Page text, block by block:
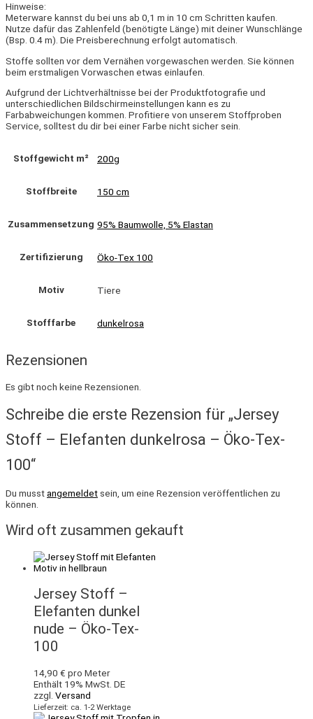
Hinweise:
Meterware kannst du bei uns ab 0,1 m in 10 cm Schritten kaufen.
Nutze dafür das Zahlenfeld (benötigte Länge) mit deiner Wunschlänge
(Bsp. 0.4 m). Die Preisberechnung erfolgt automatisch.
Stoffe sollten vor dem Vernähen vorgewaschen werden. Sie können
beim erstmaligen Vorwaschen etwas einlaufen.
Aufgrund der Lichtverhältnisse bei der Produktfotografie und
unterschiedlichen Bildschirmeinstellungen kann es zu
Farbabweichungen kommen. Profitiere von unserem Stoffproben
Service, solltest du dir bei einer Farbe nicht sicher sein.
Stoffgewicht m² 200g
Stoffbreite 150 cm
Zusammensetzung 95% Baumwolle, 5% Elastan
Zertifizierung Öko-Tex 100
Motiv Tiere
Stofffarbe dunkelrosa
Rezensionen
Es gibt noch keine Rezensionen.
Schreibe die erste Rezension für „Jersey
Stoff – Elefanten dunkelrosa – Öko-Tex-
100“
Du musstangemeldet sein, um eine Rezension veröffentlichen zu
können.
Wird oft zusammen gekauft
Jersey Stoff –
Elefanten dunkel
nude – Öko-Tex-
100
14,90 € pro Meter
Enthält 19% MwSt. DE
zzgl. Versand
Lieferzeit: ca. 1-2 Werktage